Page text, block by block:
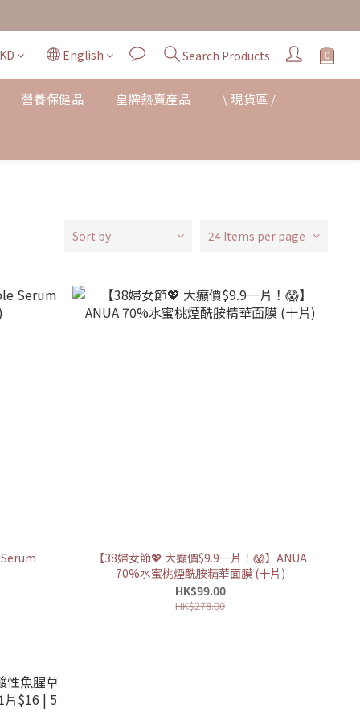
English Search Products
營養保健品 皇牌熱賣產品 \ 現貨區 /
Sort by 24 Items per page
【38婦女節💖 大癲價$9.9一片！😱】ANUA
70%水蜜桃煙酰胺精華面膜 (十片)
HK$99.00
HK$278.00